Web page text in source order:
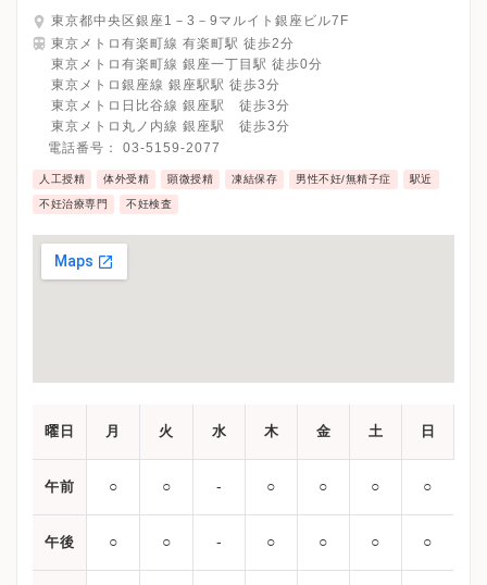
東京都中央区銀座1－3－9マルイト銀座ビル7F
東京メトロ有楽町線 有楽町駅 徒歩2分
東京メトロ有楽町線 銀座一丁目駅 徒歩0分
東京メトロ銀座線 銀座駅駅 徒歩3分
東京メトロ日比谷線 銀座駅 徒歩3分
東京メトロ丸ノ内線 銀座駅 徒歩3分
電話番号： 03-5159-2077
人工授精 体外受精 顕微授精 凍結保存 男性不妊/無精子症 駅近
不妊治療専門 不妊検査
曜日 月 火 水 木 金 土 日
午前 ○ ○ ‐ ○ ○ ○ ○
午後 ○ ○ ‐ ○ ○ ○ ○